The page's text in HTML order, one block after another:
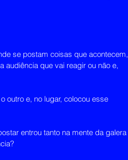
se postam coisas que acontecem,
audiência que vai reagir ou não e,
outro e, no lugar, colocou esse
entrou tanto na mente da galera